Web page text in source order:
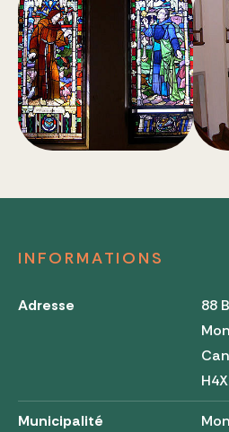
INFORMATIONS
Adresse
88
Municipalité